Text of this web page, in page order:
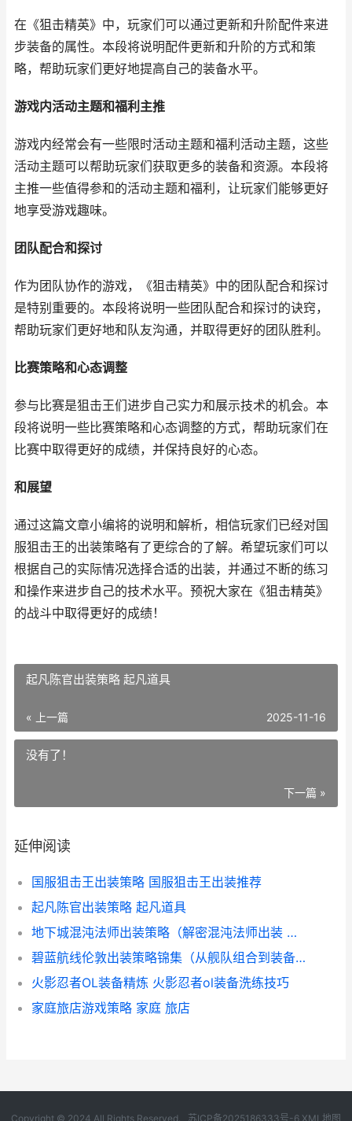
在《狙击精英》中，玩家们可以通过更新和升阶配件来进
步装备的属性。本段将说明配件更新和升阶的方式和策
略，帮助玩家们更好地提高自己的装备水平。
游戏内活动主题和福利主推
游戏内经常会有一些限时活动主题和福利活动主题，这些
活动主题可以帮助玩家们获取更多的装备和资源。本段将
主推一些值得参和的活动主题和福利，让玩家们能够更好
地享受游戏趣味。
团队配合和探讨
作为团队协作的游戏，《狙击精英》中的团队配合和探讨
是特别重要的。本段将说明一些团队配合和探讨的诀窍，
帮助玩家们更好地和队友沟通，并取得更好的团队胜利。
比赛策略和心态调整
参与比赛是狙击王们进步自己实力和展示技术的机会。本
段将说明一些比赛策略和心态调整的方式，帮助玩家们在
比赛中取得更好的成绩，并保持良好的心态。
和展望
通过这篇文章小编将的说明和解析，相信玩家们已经对国
服狙击王的出装策略有了更综合的了解。希望玩家们可以
根据自己的实际情况选择合适的出装，并通过不断的练习
和操作来进步自己的技术水平。预祝大家在《狙击精英》
的战斗中取得更好的成绩！
起凡陈官出装策略 起凡道具
« 上一篇 2025-11-16
没有了！
下一篇 »
延伸阅读
国服狙击王出装策略 国服狙击王出装推荐
起凡陈官出装策略 起凡道具
地下城混沌法师出装策略（解密混沌法师出装 地下城混沌法师技能加点
碧蓝航线伦敦出装策略锦集（从舰队组合到装备挑选 碧蓝航线伦敦装备搭配
火影忍者OL装备精炼 火影忍者ol装备洗练技巧
家庭旅店游戏策略 家庭 旅店
Copyright © 2024 All Rights Reserved. 苏ICP备2025186333号-6 XML地图